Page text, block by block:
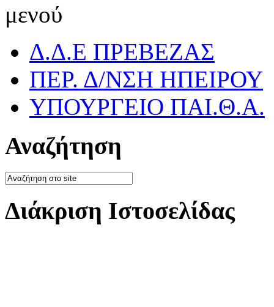
μενού
Δ.Δ.Ε ΠΡΕΒΕΖΑΣ
ΠΕΡ. Δ/ΝΣΗ ΗΠΕΙΡΟΥ
ΥΠΟΥΡΓΕΙΟ ΠΑΙ.Θ.Α.
Αναζήτηση
Διάκριση Ιστοσελίδας